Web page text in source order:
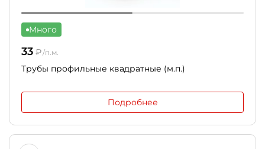
Много
33 ₽/п.м.
Трубы профильные квадратные (м.п.)
Подробнее